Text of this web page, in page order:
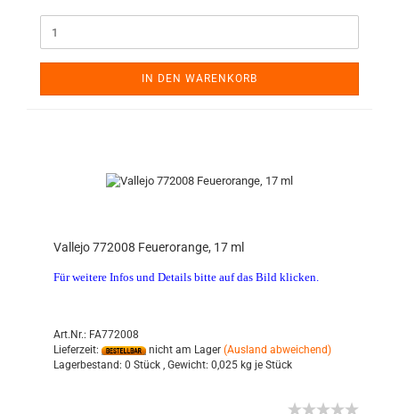
IN DEN WARENKORB
Vallejo 772008 Feuerorange, 17 ml
Für weitere Infos und Details bitte auf das Bild klicken.
Art.Nr.: FA772008
Lieferzeit:
nicht am Lager (Ausland abweichend)
Lagerbestand: 0 Stück , Gewicht: 0,025 kg je Stück